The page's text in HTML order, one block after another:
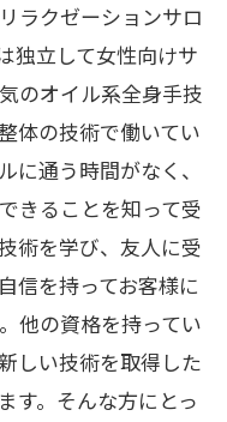
ラクゼーションサロ
独立して女性向けサ
のオイル系全身手技
体の技術で働いてい
に通う時間がなく、
きることを知って受
術を学び、友人に受
信を持ってお客様に
他の資格を持ってい
しい技術を取得した
す。そんな方にとっ